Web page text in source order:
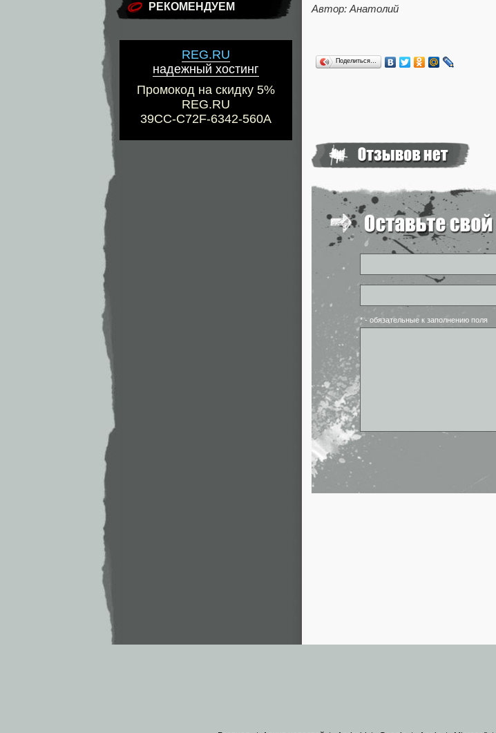
РЕКОМЕНДУЕМ
REG.RU
надежный хостинг
Промокод на скидку 5%
REG.RU
39CC-C72F-6342-560A
Автор: Анатолий
Поделиться…
* - обязательные к заполнению поля